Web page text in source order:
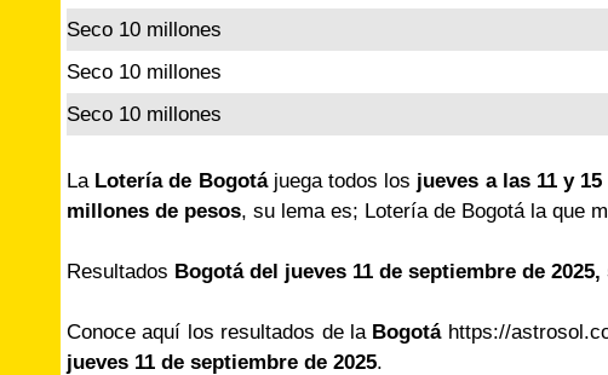
Seco 10 millones
Seco 10 millones
Seco 10 millones
La Lotería de Bogotájuega todos los jueves a las 11 y
millones de pesos, su lema es; Lotería de Bogotá la que
Resultados Bogotá del jueves 11 de septiembre de
Conoce aquí los resultados de la Bogotáhttps://
jueves 11 de septiembre de 2025.